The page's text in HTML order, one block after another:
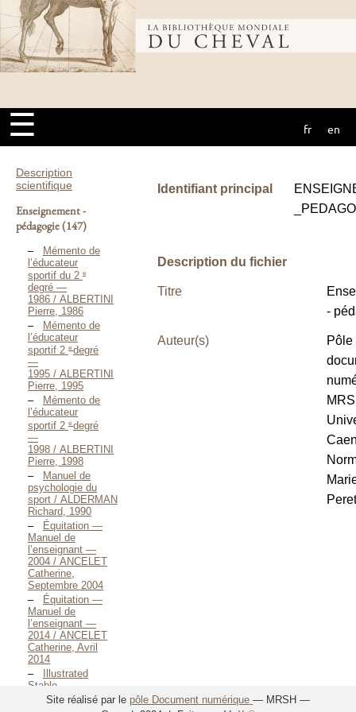
Bibliothèque
mondiale du
cheval
☰ fr en
Description
scientifique
Enseignement -
pédagogie(147)
Mémento de
l’éducateur
sportif du 2 e
degré —
1986 / ALBERTINI
Pierre, 1986
Mémento de
l’éducateur
sportif 2 e degré
—
1995 / ALBERTINI
Pierre, 1995
Mémento de
l’éducateur
sportif 2 e degré
—
1998 / ALBERTINI
Pierre, 1998
Manuel de
psychologie du
sport / ALDERMAN
Richard, 1990
Équitation —
Manuel de
l’enseignant —
2004 / ANCELET
Catherine,
Septembre 2004
Équitation —
Manuel de
l’enseignant —
2014 / ANCELET
Catherine, Avril
2014
Illustrated
Stable
Maxims / Anonyme,
Identifiant principal
Description du fichier
Titre
-
Auteur(s)
Pôle
Site réalisé par le pôle Document numérique — MRSH —